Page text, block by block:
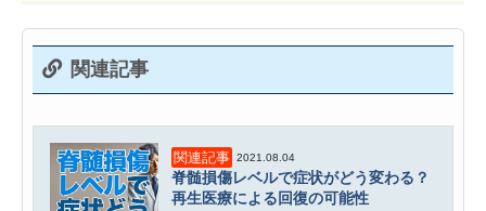
関連記事
関連記事 2021.08.04
脊髄損傷レベルで症状がどう変わる？
再生医療による回復の可能性